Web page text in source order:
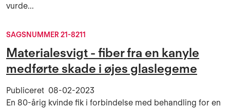
vurde...
SAGSNUMMER 21-8211
Materialesvigt - fiber fra en kanyle
medførte skade i øjes glaslegeme
Publiceret 08-02-2023
En 80-årig kvinde fik i forbindelse med behandling for en